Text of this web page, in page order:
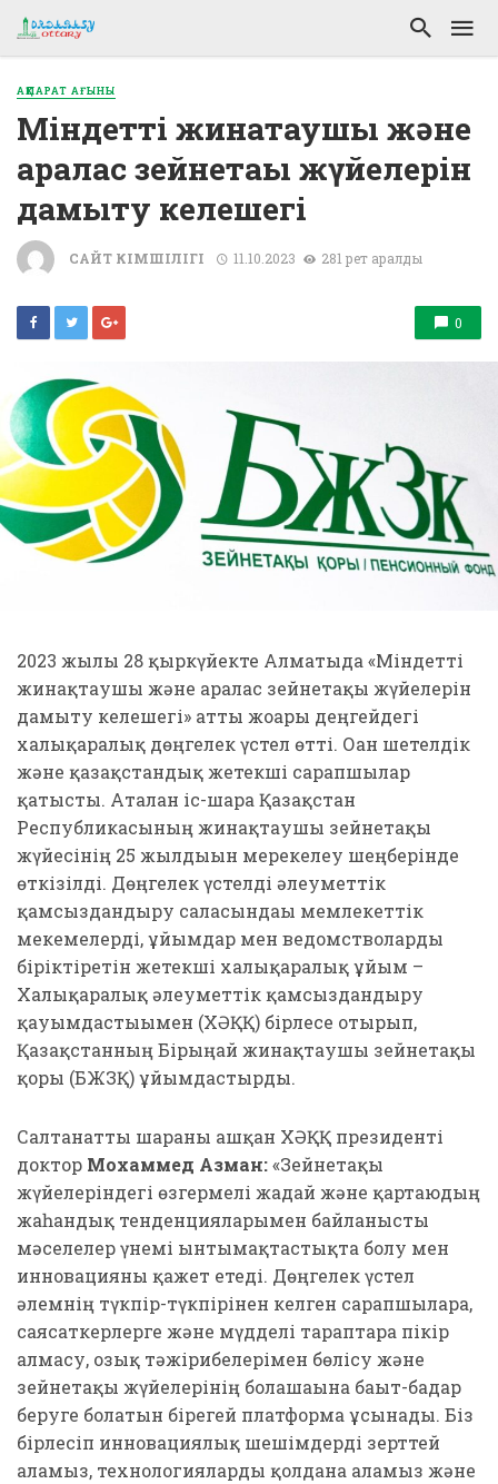
АҚПАРАТ АҒЫНЫ
Міндетті жинақтаушы және
аралас зейнетақы жүйелерін
дамыту келешегі
САЙТ ӘКІМШІЛІГІ 11.10.2023 281 рет қаралды
0
2023 жылғы 28 қыркүйекте Алматыда «Міндетті
жинақтаушы және аралас зейнетақы жүйелерін
дамыту келешегі» атты жоғары деңгейдегі
халықаралық дөңгелек үстел өтті. Оған шетелдік
және қазақстандық жетекші сарапшылар
қатысты. Аталған іс-шара Қазақстан
Республикасының жинақтаушы зейнетақы
жүйесінің 25 жылдығын мерекелеу шеңберінде
өткізілді. Дөңгелек үстелді әлеуметтік
қамсыздандыру саласындағы мемлекеттік
мекемелерді, ұйымдар мен ведомстволарды
біріктіретін жетекші халықаралық ұйым –
Халықаралық әлеуметтік қамсыздандыру
қауымдастығымен (ХӘҚҚ) бірлесе отырып,
Қазақстанның Бірыңғай жинақтаушы зейнетақы
қоры (БЖЗҚ) ұйымдастырды.
Салтанатты шараны ашқан ХӘҚҚ президенті
доктор Мохаммед Азман:«Зейнетақы
жүйелеріндегі өзгермелі жағдай және қартаюдың
жаһандық тенденцияларымен байланысты
мәселелер үнемі ынтымақтастықта болу мен
инновацияны қажет етеді. Дөңгелек үстел
әлемнің түкпір-түкпірінен келген сарапшыларға,
саясаткерлерге және мүдделі тараптарға пікір
алмасу, озық тәжірибелерімен бөлісу және
зейнетақы жүйелерінің болашағына бағыт-бағдар
беруге болатын бірегей платформа ұсынады. Біз
бірлесіп инновациялық шешімдерді зерттей
аламыз, технологияларды қолдана аламыз және